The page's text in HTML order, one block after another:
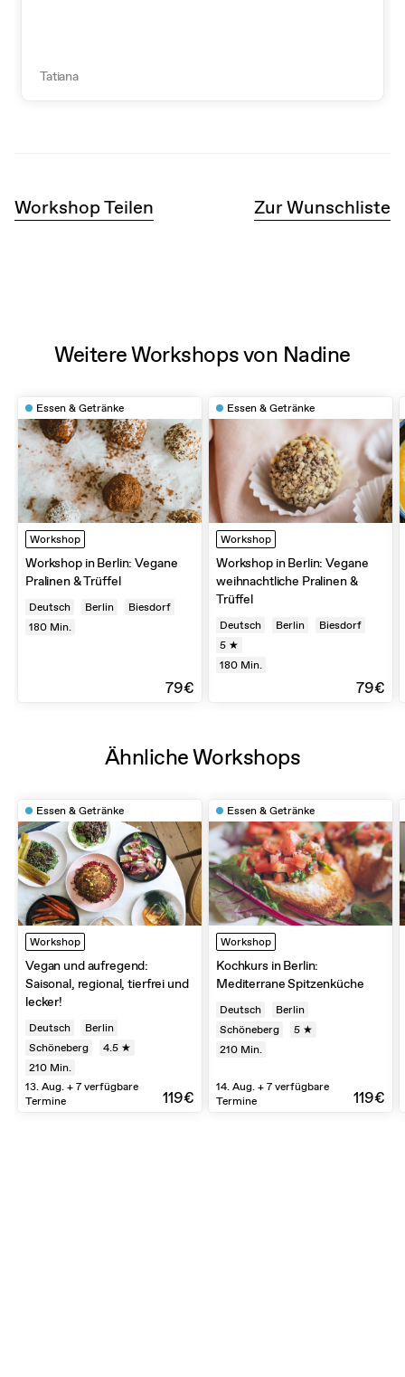
Tatiana
Workshop Teilen Zur Wunschliste
Weitere Workshops von Nadine
Essen & Getränke
Workshop
Workshop in Berlin: Vegane
Pralinen & Trüffel
Deutsch Berlin
Biesdorf
180 Min.
79€
Essen & Getränke
Workshop
Workshop in Berlin: Vegane
weihnachtliche Pralinen &
Trüffel
Deutsch Berlin
Biesdorf
5 ★
180 Min.
79€
Ähnliche Workshops
Essen & Getränke
Workshop
Vegan und aufregend:
Saisonal, regional, tierfrei und
lecker!
Deutsch
Berlin
Schöneberg
4.5 ★
210 Min.
13. Aug. + 7 verfügbare
Termine
119€
Essen & Getränke
Workshop
Kochkurs in Berlin:
Mediterrane Spitzenküche
Deutsch
Berlin
Schöneberg
5 ★
210 Min.
14. Aug. + 7 verfügbare
Termine
119€